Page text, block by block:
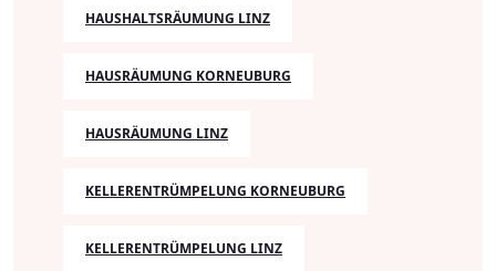
HAUSHALTSRÄUMUNG LINZ
HAUSRÄUMUNG KORNEUBURG
HAUSRÄUMUNG LINZ
KELLERENTRÜMPELUNG KORNEUBURG
KELLERENTRÜMPELUNG LINZ